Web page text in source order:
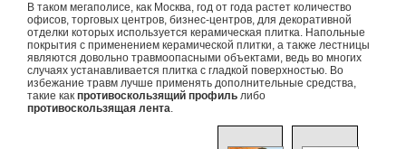
В таком мегаполисе, как Москва, год от года растет количество
офисов, торговых центров, бизнес-центров, для декоративной
отделки которых используется керамическая плитка. Напольные
покрытия с применением керамической плитки, а также лестницы
являются довольно травмоопасными объектами, ведь во многих
случаях устанавливается плитка с гладкой поверхностью. Во
избежание травм лучше применять дополнительные средства,
такие как противоскользящий профиль либо
противоскользящая лента.